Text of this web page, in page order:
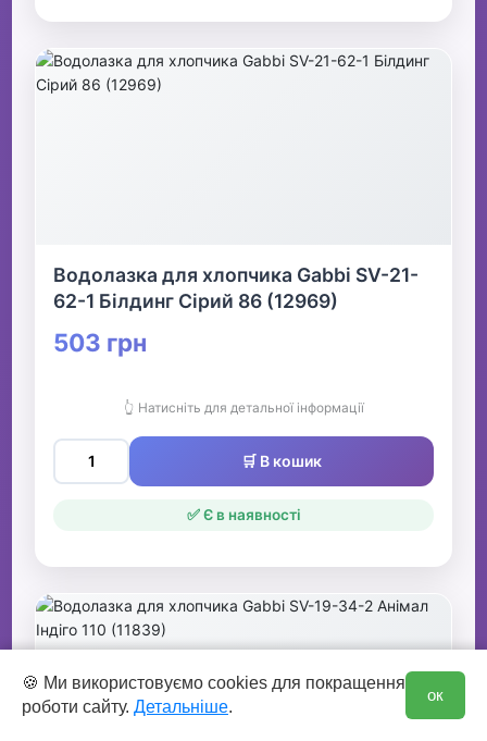
Водолазка для хлопчика Gabbi SV-21-
62-1 Білдинг Сірий 86 (12969)
503 грн
👆 Натисніть для детальної інформації
🛒 В кошик
✅ Є в наявності
🍪 Ми використовуємо cookies для покращення
роботи сайту. Детальніше.
ок
0